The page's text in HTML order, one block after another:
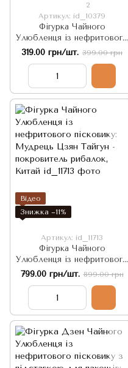
2
Артикул: id_10379
Фігурка Чайного
Улюбленця із нефритового
пісковику: Кам'яний Лікар
Будда Татхагата 7см, Китай
319.00 грн/шт. 399.00 грн
Відео
Знижка −11%
Артикул: id_11713
Фігурка Чайного
Улюбленця із нефритового
пісковику: Мудрець Цзян
Тайгун - покровитель
рибалок, Китай
799.00 грн/шт. 899.00 грн